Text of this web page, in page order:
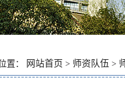
置： 网站首页 > 师资队伍 >